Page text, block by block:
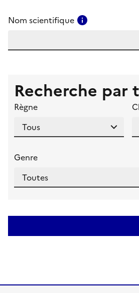
Nom scientifique
Recherche par
Règne
Genre